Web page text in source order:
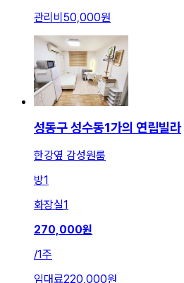
관리비 50,000원
성동구 성수동1가의 연립빌라
한강옆 감성원룸
방1
화장실1
270,000원
/1주
임대료220,000원